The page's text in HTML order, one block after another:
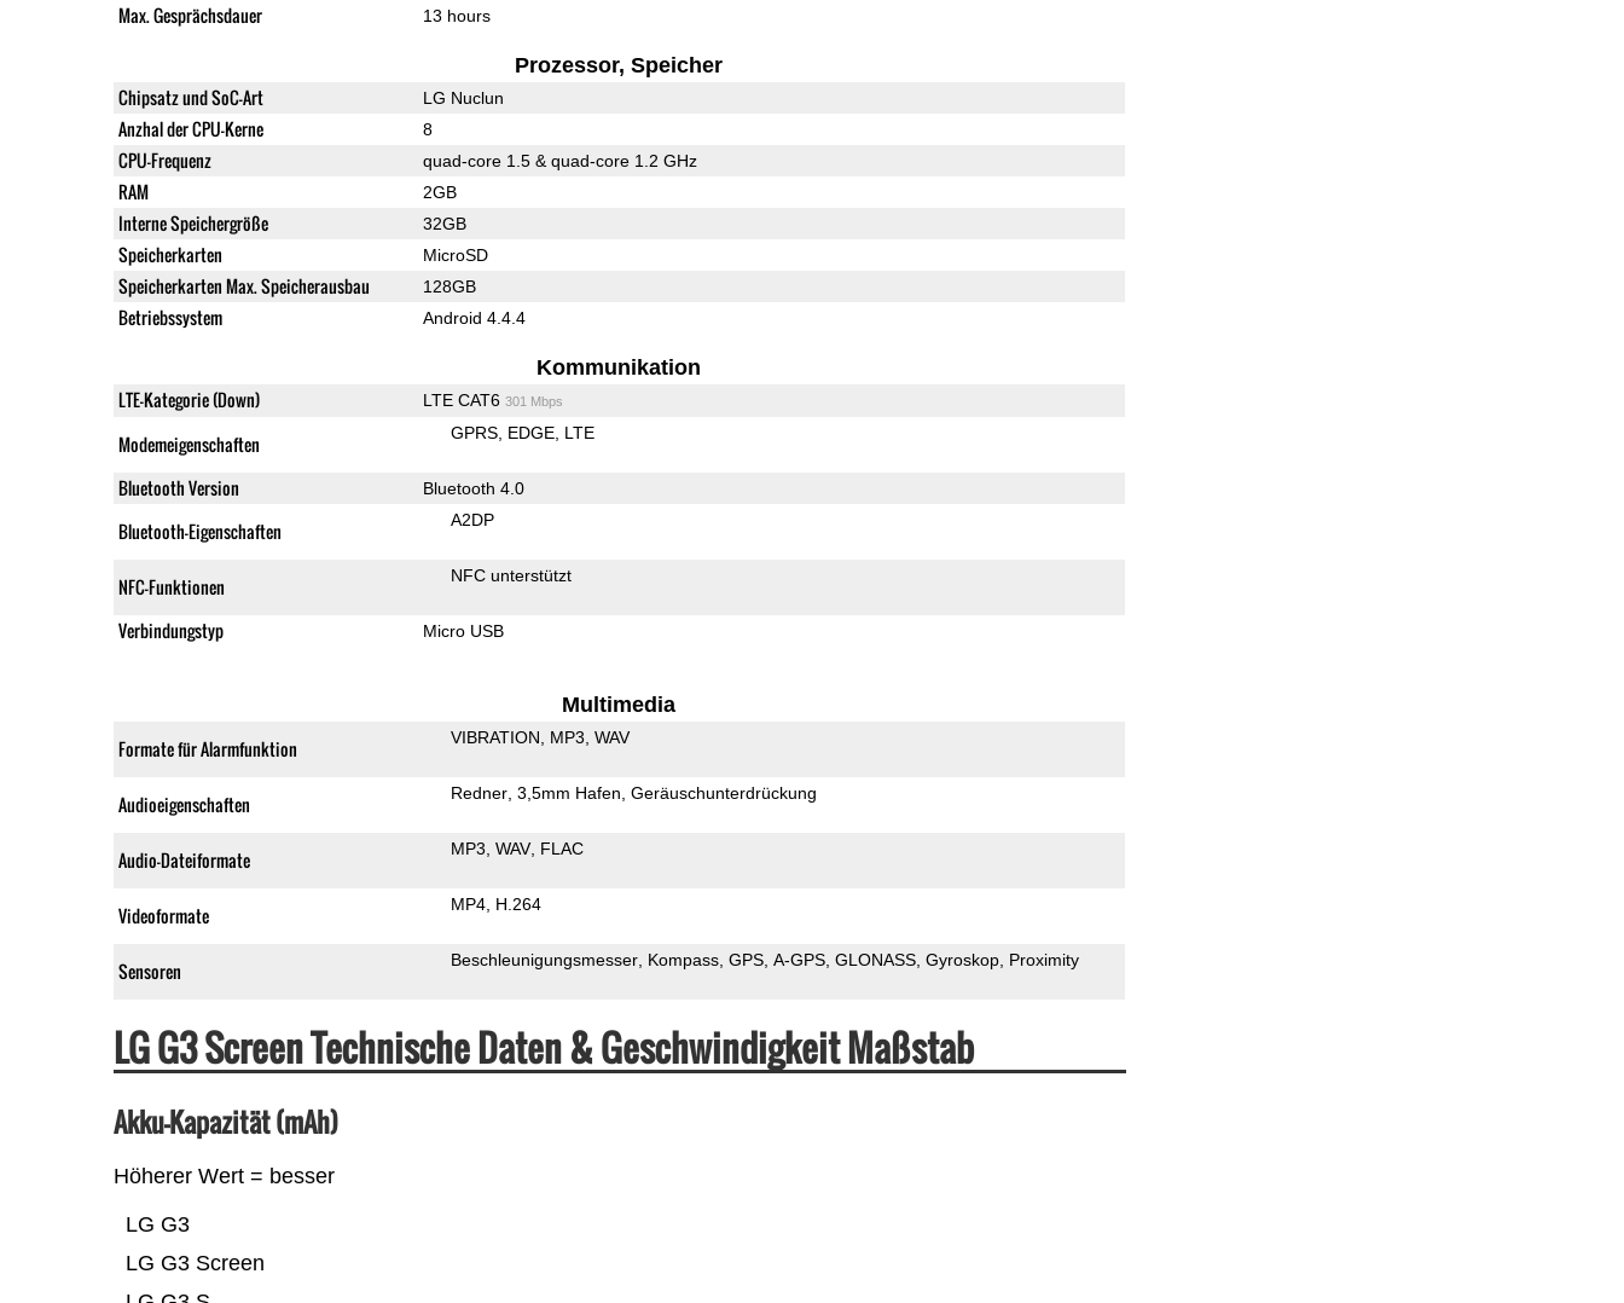
Max. Gesprächsdauer 13 hours
Prozessor, Speicher
Chipsatz und SoC-Art LG Nuclun
Anzhal der CPU-Kerne 8
CPU-Frequenz quad-core 1.5 & quad-core 1.2 GHz
RAM 2GB
Interne Speichergröße 32GB
Speicherkarten MicroSD
Speicherkarten Max. Speicherausbau 128GB
Betriebssystem Android 4.4.4
Kommunikation
LTE-Kategorie (Down) LTE CAT6 301 Mbps
Modemeigenschaften GPRS EDGE LTE
Bluetooth Version Bluetooth 4.0
Bluetooth-Eigenschaften A2DP
NFC-Funktionen NFC unterstützt
Verbindungstyp Micro USB
Multimedia
Formate für Alarmfunktion VIBRATION MP3 WAV
Audioeigenschaften Redner 3,5mm Hafen Geräuschunterdrückung
Audio-Dateiformate MP3 WAV FLAC
Videoformate MP4 H.264
Sensoren Beschleunigungsmesser Kompass GPS A-GPS GLONASS Gyroskop Proximity
LG G3 Screen Technische Daten & Geschwindigkeit Maßstab
Akku-Kapazität (mAh)
Höherer Wert = besser
LG G3 Screen
LG G3